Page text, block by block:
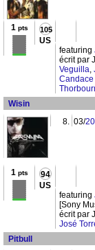
1 pts
105
US
featuring
écrit par
Veguilla
Wisin
8.
03/
1 pts 94
US
featuring
[Sony
écrit par
José
Pitbull